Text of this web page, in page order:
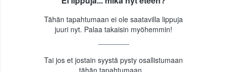
Tähän tapahtumaan ei ole saatavilla lippuja
juuri nyt. Palaa takaisin myöhemmin!
Tai jos et jostain syystä pysty osallistumaan
tähän tapahtumaan...